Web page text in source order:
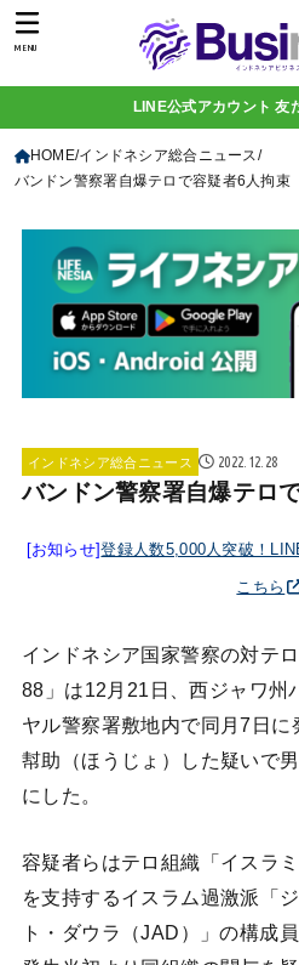
MENU
LINE公式アカウント 友
HOME インドネシア総合ニュース
バンドン警察署自爆テロで容疑者6人拘束
インドネシア総合ニュース 2022.12.28
バンドン警察署自爆テロ
[お知らせ]登録人数5,000人突破！
こちら
インドネシア国家警察の対テ
88」は12月21日、西ジャワ州
ヤル警察署敷地内で同月7日
幇助（ほうじょ）した疑いで
にした。
容疑者らはテロ組織「イスラ
を支持するイスラム過激派「
ト・ダウラ（JAD）」の構成